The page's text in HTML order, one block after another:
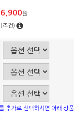
6,900원
(조건)
추가로 선택하시면 아래 상품